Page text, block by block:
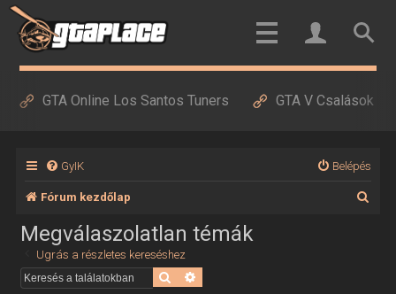
GTA Online Los Santos Tuners GTA V Csalások
GyIK Belépés
Fórum kezdőlap
Megválaszolatlan témák
Ugrás a részletes kereséshez
Keresés